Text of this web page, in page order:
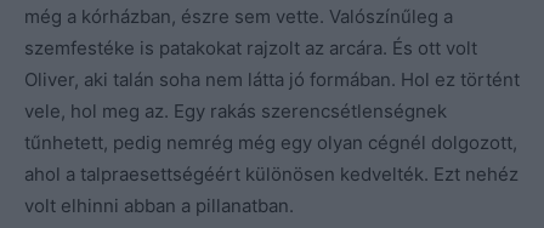
még a kórházban, észre sem vette. Valószínűleg a
szemfestéke is patakokat rajzolt az arcára. És ott volt
Oliver, aki talán soha nem látta jó formában. Hol ez történt
vele, hol meg az. Egy rakás szerencsétlenségnek
tűnhetett, pedig nemrég még egy olyan cégnél dolgozott,
ahol a talpraesettségéért különösen kedvelték. Ezt nehéz
volt elhinni abban a pillanatban.